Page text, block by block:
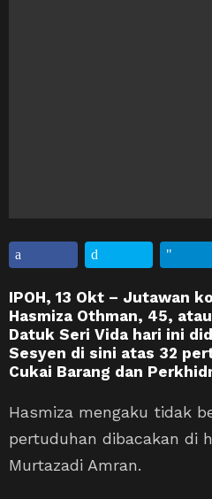
IPOH, 13 Okt – Jutawan
Hasmiza Othman, 45,
Datuk Seri Vida hari ini
Sesyen di sini atas 32
Cukai Barang dan
Hasmiza mengaku tidak
pertuduhan dibacakan di
Murtazadi Amran.